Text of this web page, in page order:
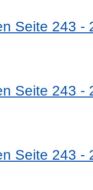
Seite 243 -
Seite 243 -
Seite 243 -